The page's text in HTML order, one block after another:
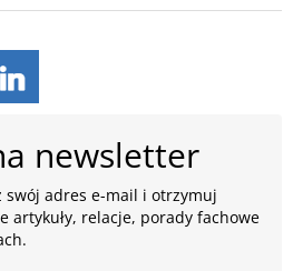
newsletter
swój adres e-mail i otrzymuj
artykuły, relacje, porady fachowe